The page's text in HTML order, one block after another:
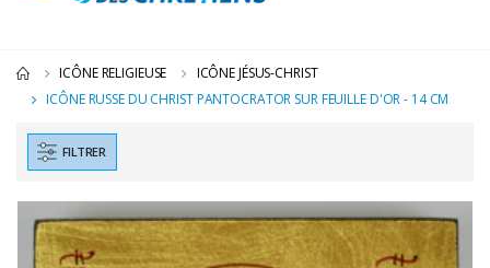
ICÔNE RELIGIEUSE
ICÔNE JÉSUS-CHRIST
ICÔNE RUSSE DU CHRIST PANTOCRATOR SUR FEUILLE D'OR - 14 CM
FILTRER